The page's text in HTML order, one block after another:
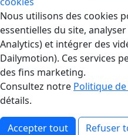
Gestion des
Nous utilisons des cookies
essentielles du site,
Analytics) et intégrer des
Dailymotion). Ces services
des fins marketing.
Consultez notre Politique
détails.
Accepter tout Refuser